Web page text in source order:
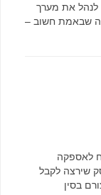
לנהל את מערך
שבאמת חשוב –
לאספקה
שירצה לקבל
בסין